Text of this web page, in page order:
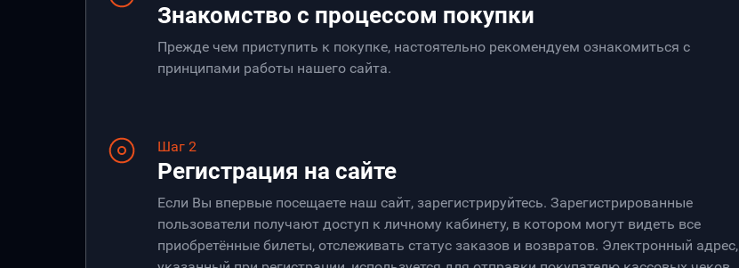
Знакомство с процессом покупки
Прежде чем приступить к покупке, настоятельно рекомендуем ознакомиться с
принципами работы нашего сайта.
Шаг 2
Регистрация на сайте
Если Вы впервые посещаете наш сайт, зарегистрируйтесь. Зарегистрированные
пользователи получают доступ к личному кабинету, в котором могут видеть все
приобретённые билеты, отслеживать статус заказов и возвратов. Электронный адрес,